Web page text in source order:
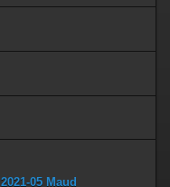
2021-05 Maud